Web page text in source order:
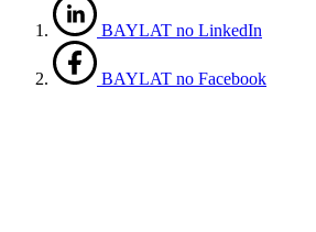
BAYLAT no LinkedIn
BAYLAT no Facebook